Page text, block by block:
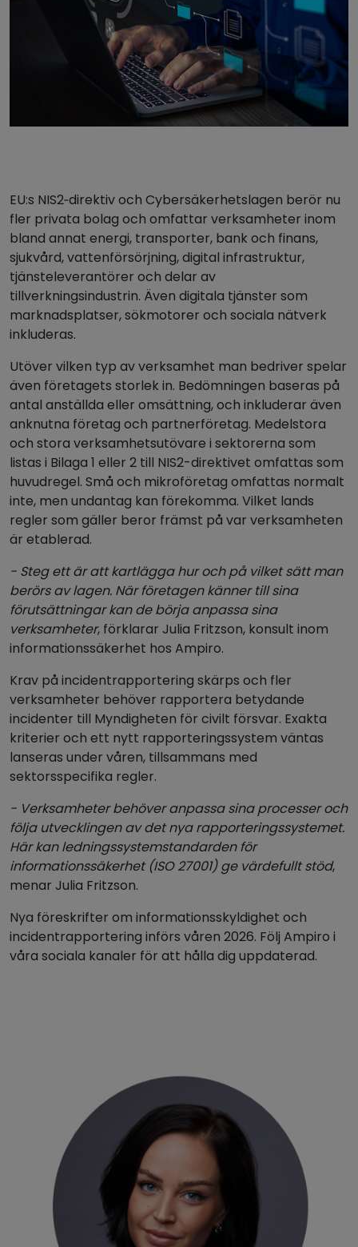
EU:s NIS2‑direktiv och Cybersäkerhetslagen berör nu
fler privata bolag och omfattar verksamheter inom
bland annat energi, transporter, bank och finans,
sjukvård, vattenförsörjning, digital infrastruktur,
tjänsteleverantörer och delar av
tillverkningsindustrin. Även digitala tjänster som
marknadsplatser, sökmotorer och sociala nätverk
inkluderas.
Utöver vilken typ av verksamhet man bedriver spelar
även företagets storlek in. Bedömningen baseras på
antal anställda eller omsättning, och inkluderar även
anknutna företag och partnerföretag. Medelstora
och stora verksamhetsutövare i sektorerna som
listas i Bilaga 1 eller 2 till NIS2-direktivet omfattas som
huvudregel. Små och mikroföretag omfattas normalt
inte, men undantag kan förekomma. Vilket lands
regler som gäller beror främst på var verksamheten
är etablerad.
- Steg ett är att kartlägga hur och på vilket sätt man
berörs av lagen. När företagen känner till sina
förutsättningar kan de börja anpassa sina
verksamheter, förklarar Julia Fritzson, konsult inom
informationssäkerhet hos Ampiro.
Krav på incidentrapportering skärps och fler
verksamheter behöver rapportera betydande
incidenter till Myndigheten för civilt försvar. Exakta
kriterier och ett nytt rapporteringssystem väntas
lanseras under våren, tillsammans med
sektorsspecifika regler.
- Verksamheter behöver anpassa sina processer och
följa utvecklingen av det nya rapporteringssystemet.
Här kan ledningssystemstandarden för
informationssäkerhet (ISO 27001) ge värdefullt stöd,
menar Julia Fritzson.
Nya föreskrifter om informationsskyldighet och
incidentrapportering införs våren 2026. Följ Ampiro i
våra sociala kanaler för att hålla dig uppdaterad.